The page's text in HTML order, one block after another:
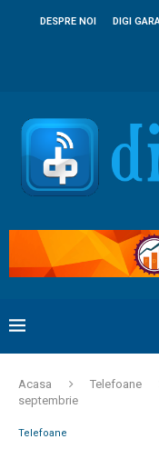
DESPRE NOI DIGI
Acasa Telefoane
septembrie
Telefoane